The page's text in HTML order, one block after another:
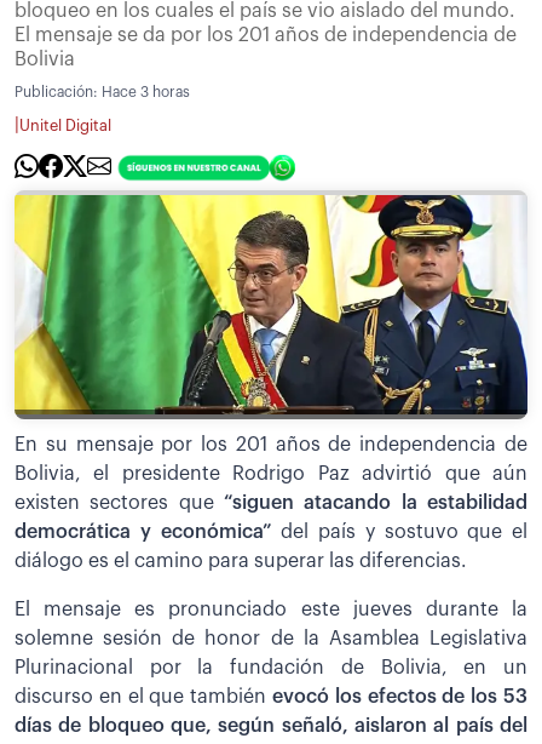
bloqueo en los cuales el país se vio aislado del mundo.
El mensaje se da por los 201 años de independencia de
Bolivia
Publicación: Hace 3 horas
Unitel Digital
En su mensaje por los 201 años de independencia de
Bolivia, el presidente Rodrigo Paz advirtió que aún
existen sectores que“siguen atacando la estabilidad
democrática y económica”del país y sostuvo que el
diálogo es el camino para superar las diferencias.
El mensaje es pronunciado este jueves durante la
solemne sesión de honor de la Asamblea Legislativa
Plurinacional por la fundación de Bolivia, en un
discurso en el que también evocó los efectos de los 53
días de bloqueo que, según señaló, aislaron al país del